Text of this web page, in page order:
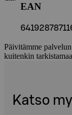
EAN
Päivitämme
kuitenkin
Katso